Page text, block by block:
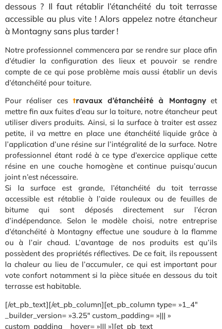
dessous ? Il faut rétablir l’étanchéité du toit terrasse
accessible au plus vite ! Alors appelez notre étancheur
à Montagny sans plus tarder !
Notre professionnel commencera par se rendre sur place afin
d’étudier la configuration des lieux et pouvoir se rendre
compte de ce qui pose problème mais aussi établir un devis
d’étanchéité pour toiture.
Pour réaliser cestravaux d’étanchéité à Montagnyet
mettre fin aux fuites d’eau sur la toiture, notre étancheur peut
utiliser divers produits. Ainsi, si la surface à traiter est assez
petite, il va mettre en place une étanchéité liquide grâce à
l’application d’une résine sur l’intégralité de la surface. Notre
professionnel étant rodé à ce type d’exercice applique cette
résine en une couche homogène et continue puisqu’aucun
joint n’est nécessaire.
Si la surface est grande, l’étanchéité du toit terrasse
accessible est rétablie à l’aide rouleaux ou de feuilles de
bitume qui sont déposés directement sur l’écran
d’indépendance. Selon le modèle choisi, notre entreprise
d’étanchéité à Montagny effectue une soudure à la flamme
ou à l’air chaud. L’avantage de nos produits est qu’ils
possèdent des propriétés réflectives. De ce fait, ils repoussent
la chaleur au lieu de l’accumuler, ce qui est important pour
vote confort notamment si la pièce située en dessous du toit
terrasse est habitable.
[/et_pb_text][/et_pb_column][et_pb_column type= »1_4″
_builder_version= »3.25″ custom_padding= »||| »
custom_padding__hover= »||| »][et_pb_text